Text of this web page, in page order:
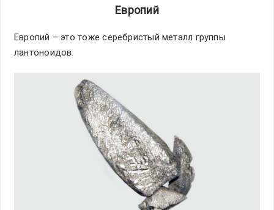
Европий
Европий – это тоже серебристый металл группы
лантоноидов.